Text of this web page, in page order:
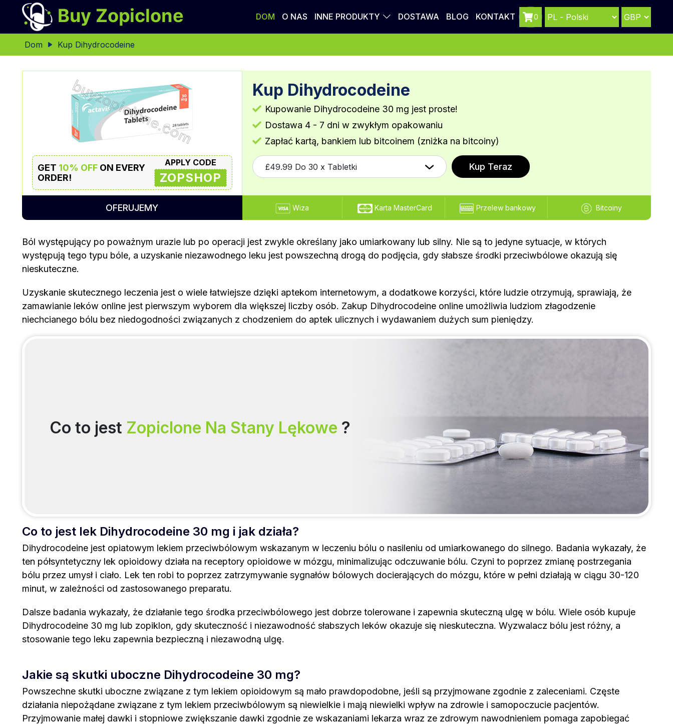
DOM O NAS INNE PRODUKTY DOSTAWA BLOG KONTAKT 0
Dom Kup Dihydrocodeine
GET 10% OFFON EVERY
ORDER!
APPLY CODE
ZOPSHOP
Kup Dihydrocodeine
Kupowanie Dihydrocodeine 30 mg jest proste!
Dostawa 4 - 7 dni w zwykłym opakowaniu
Zapłać kartą, bankiem lub bitcoinem (zniżka na bitcoiny)
Kup Teraz
OFERUJEMY Wiza Karta MasterCard Przelew bankowy Bitcoiny
Ból występujący po poważnym urazie lub po operacji jest zwykle określany jako umiarkowany lub silny. Nie są to jedyne sytuacje, w których
występują tego typu bóle, a uzyskanie niezawodnego leku jest powszechną drogą do podjęcia, gdy słabsze środki przeciwbólowe okazują się
nieskuteczne.
Uzyskanie skutecznego leczenia jest o wiele łatwiejsze dzięki aptekom internetowym, a dodatkowe korzyści, które ludzie otrzymują, sprawiają, że
zamawianie leków online jest pierwszym wyborem dla większej liczby osób. Zakup Dihydrocodeine online umożliwia ludziom złagodzenie
niechcianego bólu bez niedogodności związanych z chodzeniem do aptek ulicznych i wydawaniem dużych sum pieniędzy.
Co to jest Zopiclone Na Stany Lękowe ?
Co to jest lek Dihydrocodeine 30 mg i jak działa?
Dihydrocodeine jest opiatowym lekiem przeciwbólowym wskazanym w leczeniu bólu o nasileniu od umiarkowanego do silnego. Badania wykazały, że
ten półsyntetyczny lek opioidowy działa na receptory opioidowe w mózgu, minimalizując odczuwanie bólu. Czyni to poprzez zmianę postrzegania
bólu przez umysł i ciało. Lek ten robi to poprzez zatrzymywanie sygnałów bólowych docierających do mózgu, które w pełni działają w ciągu 30-120
minut, w zależności od zastosowanego preparatu.
Dalsze badania wykazały, że działanie tego środka przeciwbólowego jest dobrze tolerowane i zapewnia skuteczną ulgę w bólu. Wiele osób kupuje
Dihydrocodeine 30 mg lub zopiklon, gdy skuteczność i niezawodność słabszych leków okazuje się nieskuteczna. Wyzwalacz bólu jest różny, a
stosowanie tego leku zapewnia bezpieczną i niezawodną ulgę.
Jakie są skutki uboczne Dihydrocodeine 30 mg?
Powszechne skutki uboczne związane z tym lekiem opioidowym są mało prawdopodobne, jeśli są przyjmowane zgodnie z zaleceniami. Częste
działania niepożądane związane z tym lekiem przeciwbólowym są niewielkie i mają niewielki wpływ na zdrowie i samopoczucie pacjentów.
Przyjmowanie małej dawki i stopniowe zwiększanie dawki zgodnie ze wskazaniami lekarza wraz ze zdrowym nawodnieniem pomaga zapobiegać